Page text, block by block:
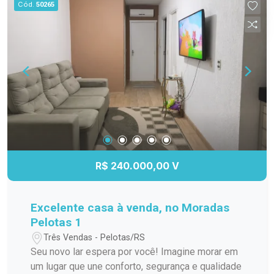
Terrace oferece um ambiente seguro e agradável,
ideal para quem deseja qualidade de vida e
informações e agende uma visita. Venha
conhecer este excelente apartamento e aproveite
essa oportunidade!
Cód. 50265
R$ 240.000,00 V
Excelente casa à venda, no Moradas
Pelotas 1
Três Vendas - Pelotas/RS
Seu novo lar espera por você! Imagine morar em
um lugar que une conforto, segurança e qualidade